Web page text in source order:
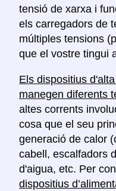
tensió de xarxa i
els carregadors de
múltiples tensions
que el vostre tingui
Els dispositius
manegen diferents
altes corrents
cosa que el seu
generació de calor
cabell, escalfadors
d'aigua, etc. Per
dispositius